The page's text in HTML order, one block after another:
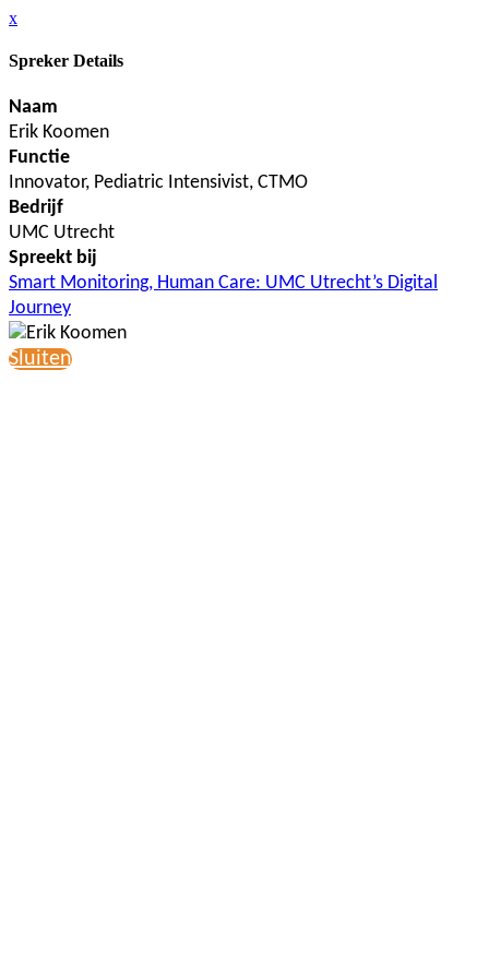
x
Spreker Details
Naam
Erik Koomen
Functie
Innovator, Pediatric Intensivist, CTMO
Bedrijf
UMC Utrecht
Spreekt bij
Smart Monitoring, Human Care: UMC Utrecht’s Digital
Journey
Sluiten